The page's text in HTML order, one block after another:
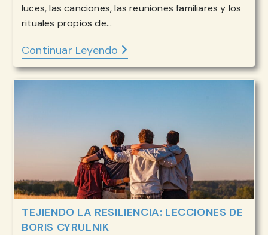
luces, las canciones, las reuniones familiares y los
rituales propios de…
Continuar Leyendo NAVIDAD:
AFECTO,
AUTOESTIMA
Y
TEJIENDO LA RESILIENCIA: LECCIONES DE
BORIS CYRULNIK